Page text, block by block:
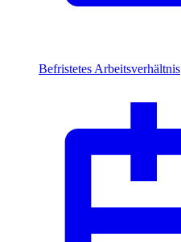
Befristetes Arbeitsverhältnis